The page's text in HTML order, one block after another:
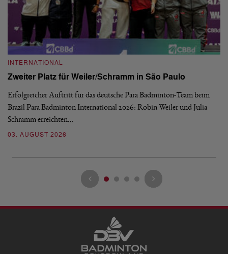
INTERNATIONAL
Zweiter Platz für Weiler/Schramm in São Paulo
Erfolgreicher Auftritt für das deutsche Para Badminton-Team beim
Brazil Para Badminton International 2026: Robin Weiler und Julia
Schramm erreichten…
03. AUGUST 2026